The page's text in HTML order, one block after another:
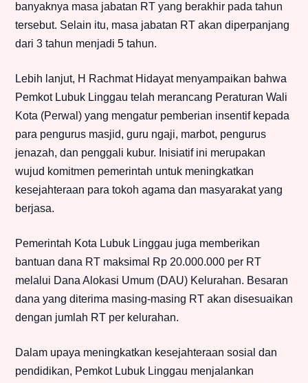
banyaknya masa jabatan RT yang berakhir pada tahun
tersebut. Selain itu, masa jabatan RT akan diperpanjang
dari 3 tahun menjadi 5 tahun.
Lebih lanjut, H Rachmat Hidayat menyampaikan bahwa
Pemkot Lubuk Linggau telah merancang Peraturan Wali
Kota (Perwal) yang mengatur pemberian insentif kepada
para pengurus masjid, guru ngaji, marbot, pengurus
jenazah, dan penggali kubur. Inisiatif ini merupakan
wujud komitmen pemerintah untuk meningkatkan
kesejahteraan para tokoh agama dan masyarakat yang
berjasa.
Pemerintah Kota Lubuk Linggau juga memberikan
bantuan dana RT maksimal Rp 20.000.000 per RT
melalui Dana Alokasi Umum (DAU) Kelurahan. Besaran
dana yang diterima masing-masing RT akan disesuaikan
dengan jumlah RT per kelurahan.
Dalam upaya meningkatkan kesejahteraan sosial dan
pendidikan, Pemkot Lubuk Linggau menjalankan